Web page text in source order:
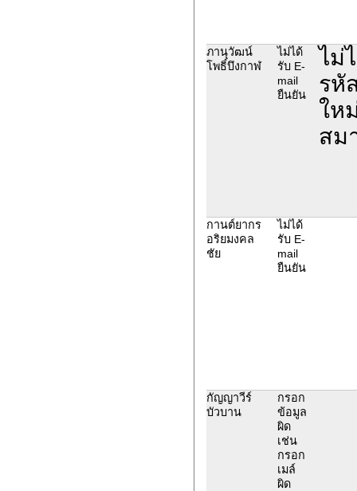
ภานุวัฒน์
โพธิ์บึงกาฬ
ไม่ได้
รับ E-
mail
ยืนยัน
ไม่
รหั
ให
สม
กานต์ยากร
อริยมงคล
ชัย
ไม่ได้
รับ E-
mail
ยืนยัน
กัญญาวีร์
บัวบาน
กรอก
ข้อมูล
ผิด
เช่น
กรอก
เมล์
ผิด